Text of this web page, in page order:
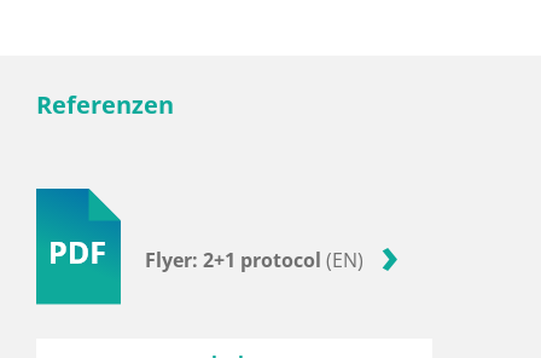
Referenzen
Flyer: 2+1 protocol (EN)